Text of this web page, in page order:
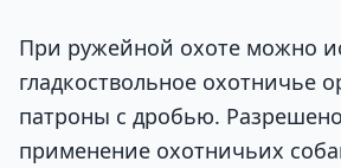
При ружейной охоте можно
гладкоствольное охотничье
патроны с дробью.
применение охотничьих